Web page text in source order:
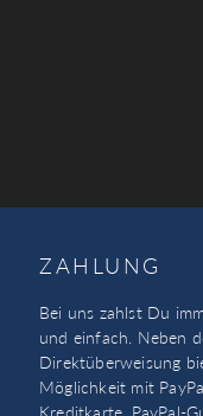
ZAHLUNG
Bei uns zahlst Du
und einfach. Neben
Direktüberweisung
Möglichkeit mit
Kreditkarte, PayPal-